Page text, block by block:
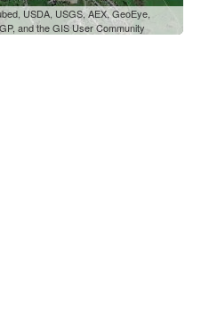
USDA, USGS, AEX, GeoEye,
and the GIS User Community